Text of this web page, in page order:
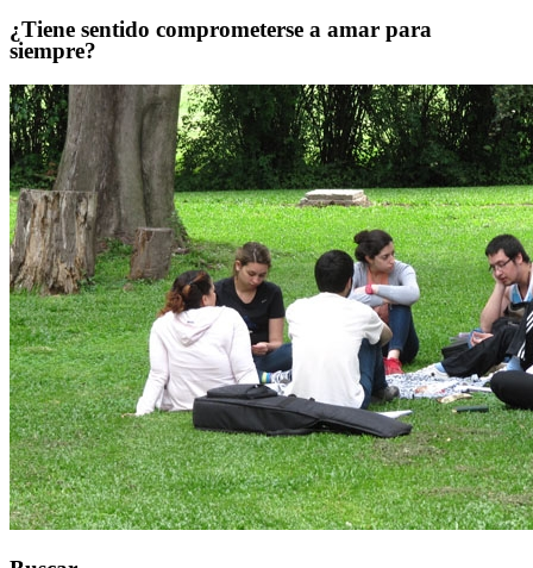
¿Tiene sentido comprometerse a amar para
siempre?